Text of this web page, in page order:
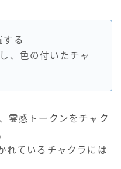
する
、色の付いたチャ
霊感トークンをチャク
れているチャクラには